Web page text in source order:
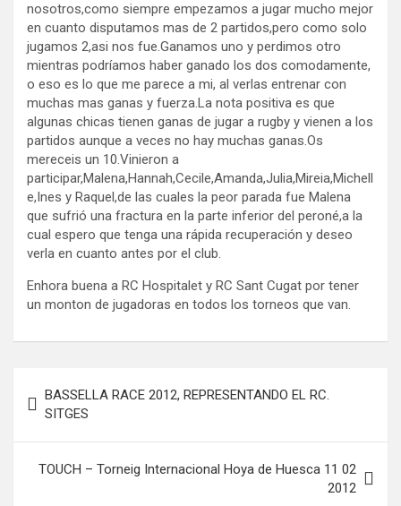
nosotros,como siempre empezamos a jugar mucho mejor
en cuanto disputamos mas de 2 partidos,pero como solo
jugamos 2,asi nos fue.Ganamos uno y perdimos otro
mientras podríamos haber ganado los dos comodamente,
o eso es lo que me parece a mi, al verlas entrenar con
muchas mas ganas y fuerza.La nota positiva es que
algunas chicas tienen ganas de jugar a rugby y vienen a los
partidos aunque a veces no hay muchas ganas.Os
mereceis un 10.Vinieron a
participar,Malena,Hannah,Cecile,Amanda,Julia,Mireia,Michell
e,Ines y Raquel,de las cuales la peor parada fue Malena
que sufrió una fractura en la parte inferior del peroné,a la
cual espero que tenga una rápida recuperación y deseo
verla en cuanto antes por el club.
Enhora buena a RC Hospitalet y RC Sant Cugat por tener
un monton de jugadoras en todos los torneos que van.
de
entradas
BASSELLA RACE 2012, REPRESENTANDO EL RC.
SITGES
TOUCH – Torneig Internacional Hoya de Huesca 11 02
2012